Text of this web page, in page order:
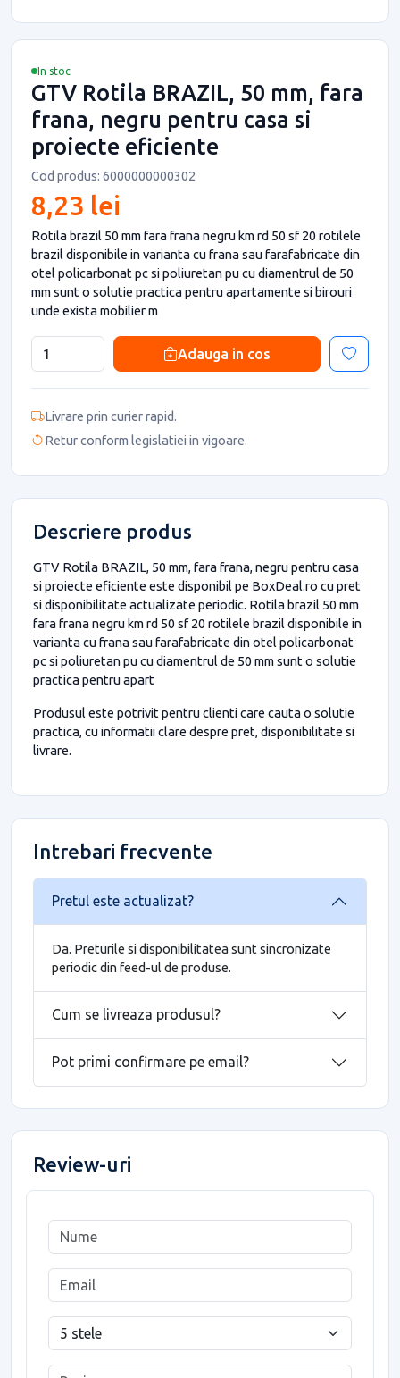
In stoc
GTV Rotila BRAZIL, 50 mm, fara
frana, negru pentru casa si
proiecte eficiente
Cod produs: 6000000000302
8,23 lei
Rotila brazil 50 mm fara frana negru km rd 50 sf 20 rotilele
brazil disponibile in varianta cu frana sau farafabricate din
otel policarbonat pc si poliuretan pu cu diamentrul de 50
mm sunt o solutie practica pentru apartamente si birouri
unde exista mobilier m
Adauga in cos
Livrare prin curier rapid.
Retur conform legislatiei in vigoare.
Descriere produs
GTV Rotila BRAZIL, 50 mm, fara frana, negru pentru casa
si proiecte eficiente este disponibil pe BoxDeal.ro cu pret
si disponibilitate actualizate periodic. Rotila brazil 50 mm
fara frana negru km rd 50 sf 20 rotilele brazil disponibile in
varianta cu frana sau farafabricate din otel policarbonat
pc si poliuretan pu cu diamentrul de 50 mm sunt o solutie
practica pentru apart
Produsul este potrivit pentru clienti care cauta o solutie
practica, cu informatii clare despre pret, disponibilitate si
livrare.
Intrebari frecvente
Pretul este actualizat?
Da. Preturile si disponibilitatea sunt sincronizate
periodic din feed-ul de produse.
Cum se livreaza produsul?
Pot primi confirmare pe email?
Review-uri